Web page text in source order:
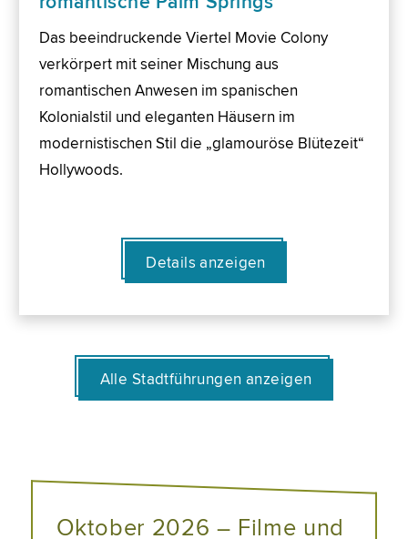
Das beeindruckende Viertel Movie Colony
verkörpert mit seiner Mischung aus
romantischen Anwesen im spanischen
Kolonialstil und eleganten Häusern im
modernistischen Stil die „glamouröse Blütezeit“
Hollywoods.
Details anzeigen
Alle Stadtführungen anzeigen
Oktober 2026 – Filme und